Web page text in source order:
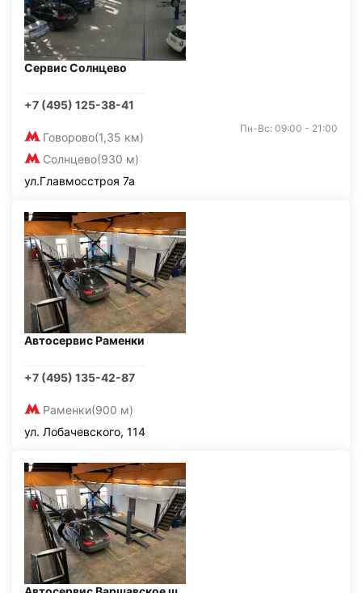
Сервис Солнцево
+7 (495) 125-38-41
Говорово(1,35 км)
Солнцево(930 м)
Пн-Вс: 09:00 - 21:00
ул.Главмосстроя 7а
Автосервис Раменки
+7 (495) 135-42-87
Раменки(900 м)
ул. Лобачевского, 114